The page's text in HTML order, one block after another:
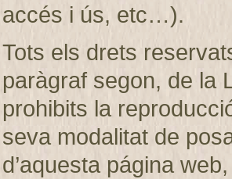
accés i ús, etc…).
Tots els drets
paràgraf segon, de la
prohibits la
seva modalitat de
d’aquesta página